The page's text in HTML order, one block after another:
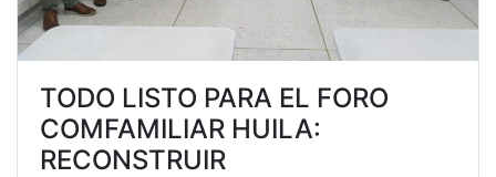
TODO LISTO PARA EL FORO
COMFAMILIAR HUILA:
RECONSTRUIR